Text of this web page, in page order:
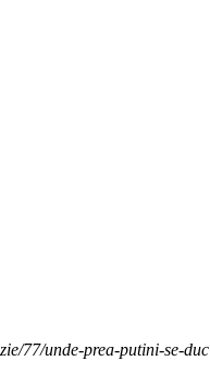
77/unde-prea-putini-se-duc